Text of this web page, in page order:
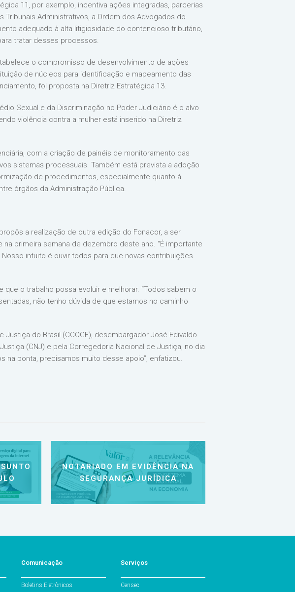
11, por exemplo, incentiva ações integradas, parcerias
Administrativos, a Ordem dos Advogados do
adequado à alta litigiosidade do contencioso tributário,
tratar desses processos.
o compromisso de desenvolvimento de ações
de núcleos para identificação e mapeamento das
foi proposta na Diretriz Estratégica 13.
Sexual e da Discriminação no Poder Judiciário é o alvo
violência contra a mulher está inserido na Diretriz
com a criação de painéis de monitoramento das
sistemas processuais. Também está prevista a adoção
de procedimentos, especialmente quanto à
órgãos da Administração Pública.
a realização de outra edição do Fonacor, a ser
primeira semana de dezembro deste ano. “É importante
intuito é ouvir todos para que novas contribuições
o trabalho possa evoluir e melhorar. “Todos sabem o
não tenho dúvida de que estamos no caminho
do Brasil (CCOGE), desembargador José Edivaldo
(CNJ) e pela Corregedoria Nacional de Justiça, no dia
na ponta, precisamos muito desse apoio”, enfatizou.
NOTARIADO EM EVIDÊNCIA NA
SEGURANÇA JURÍDICA
Comunicação
Boletins Eletrônicos
Serviços
Censec